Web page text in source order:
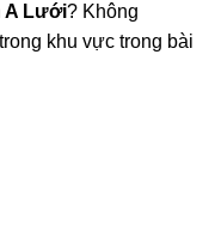
A Lưới? Không
khu vực trong bài